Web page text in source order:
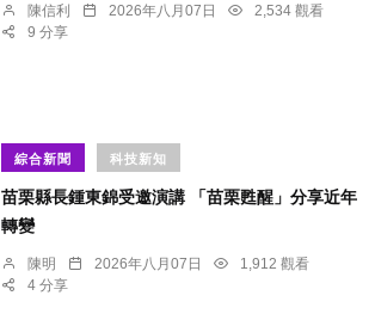
陳信利 2026年八月07日
2,534 觀看
9 分享
綜合新聞 科技新知
苗栗縣長鍾東錦受邀演講 「苗栗甦醒」分享近年
轉變
陳明 2026年八月07日
1,912 觀看
4 分享